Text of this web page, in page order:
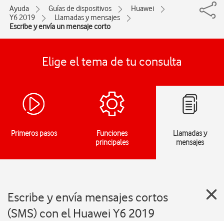
Ayuda Guías de dispositivos
Huawei
Y6 2019
Llamadas y mensajes
Escribe y envía un mensaje corto
Elige el tema de tu consulta
Primeros pasos
Funciones
principales
Llamadas y
mensajes
Escribe y envía mensajes cortos
(SMS) con el Huawei Y6 2019